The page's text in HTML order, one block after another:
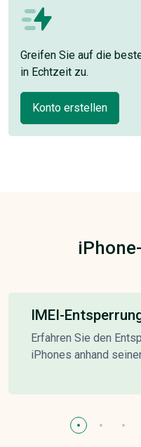
Greifen Sie auf die
in Echtzeit zu.
Konto erstellen
IMEI-
Erfahren Sie den
iPhones anhand